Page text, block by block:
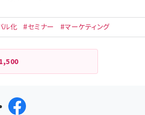
ル化 #セミナー #マーケティング
1,500
シェアする